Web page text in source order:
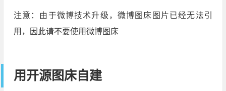
注意：由于微博技术升级，微博图床图片已经无法引
用，因此请不要使用微博图床
用开源图床自建